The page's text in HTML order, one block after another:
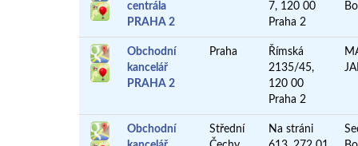
centrála
PRAHA 2
7, 120 00
Praha 2
Obchodní
kancelář
PRAHA 2
Praha
Římská
2135/45,
120 00
Praha 2
Obchodní
Střední
Na stráni